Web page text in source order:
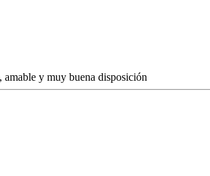
amable y muy buena disposición